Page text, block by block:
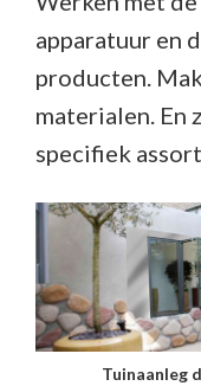
apparatuur en
producten.
materialen. En
specifiek
Tuinaanleg